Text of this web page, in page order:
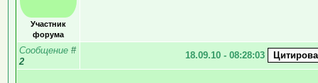
Участник
форума
Сообщение #
2
18.09.10 - 08:28:03